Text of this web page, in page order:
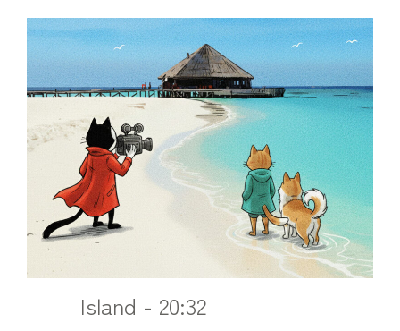
Island - 20:32